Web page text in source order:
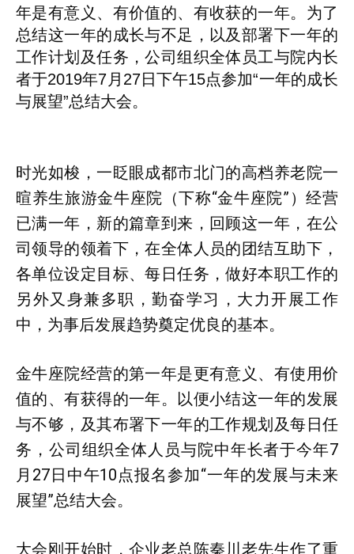
年是有意义、有价值的、有收获的一年。为了
总结这一年的成长与不足，以及部署下一年的
工作计划及任务，公司组织全体员工与院内长
者于2019年7月27日下午15点参加“一年的成长
与展望”总结大会。
时光如梭，一眨眼成都市北门的高档养老院一
暄养生旅游金牛座院（下称“金牛座院”）经营
已满一年，新的篇章到来，回顾这一年，在公
司领导的领着下，在全体人员的团结互助下，
各单位设定目标、每日任务，做好本职工作的
另外又身兼多职，勤奋学习，大力开展工作
中，为事后发展趋势奠定优良的基本。
金牛座院经营的第一年是更有意义、有使用价
值的、有获得的一年。以便小结这一年的发展
与不够，及其布署下一年的工作规划及每日任
务，公司组织全体人员与院中年长者于今年7
月27日中午10点报名参加“一年的发展与未来
展望”总结大会。
大会刚开始时，企业老总陈秦川老先生作了重